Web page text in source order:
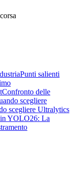
Punti salienti
Confronto delle
scegliere
scegliere Ultralytics
YOLO26: La